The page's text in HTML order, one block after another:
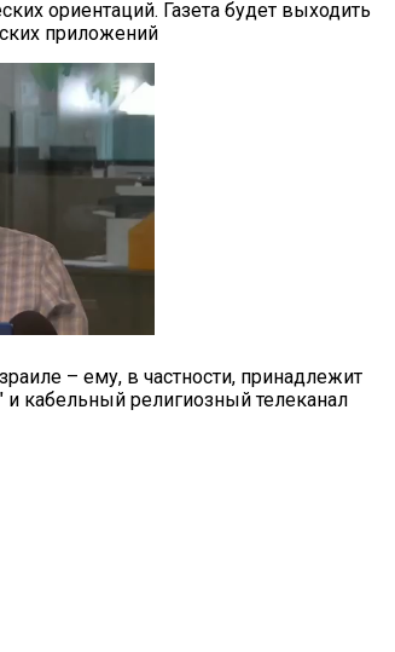
ориентаций. Газета будет выходить
приложений
– ему, в частности, принадлежит
кабельный религиозный телеканал